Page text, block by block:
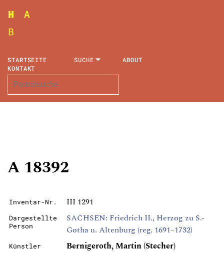
STARTSEITE SUCHE
ABOUT
KONTAKT
A 18392
Inventar-Nr. III 1291
Dargestellte
Person
SACHSEN: Friedrich II., Herzog zu S.-
Gotha u. Altenburg (reg. 1691–1732)
Künstler Bernigeroth, Martin (Stecher)